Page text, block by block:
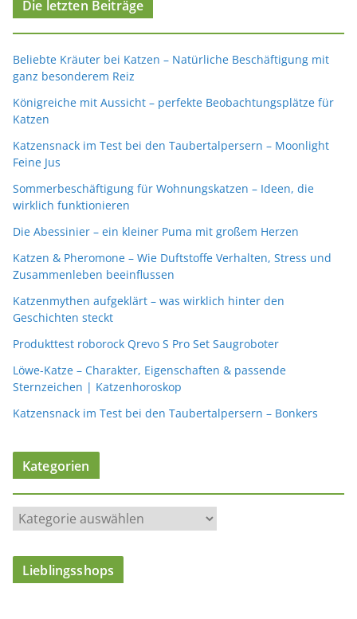
Die letzten Beiträge
Beliebte Kräuter bei Katzen – Natürliche Beschäftigung mit
ganz besonderem Reiz
Königreiche mit Aussicht – perfekte Beobachtungsplätze für
Katzen
Katzensnack im Test bei den Taubertalpersern – Moonlight
Feine Jus
Sommerbeschäftigung für Wohnungskatzen – Ideen, die
wirklich funktionieren
Die Abessinier – ein kleiner Puma mit großem Herzen
Katzen & Pheromone – Wie Duftstoffe Verhalten, Stress und
Zusammenleben beeinflussen
Katzenmythen aufgeklärt – was wirklich hinter den
Geschichten steckt
Produkttest roborock Qrevo S Pro Set Saugroboter
Löwe-Katze – Charakter, Eigenschaften & passende
Sternzeichen | Katzenhoroskop
Katzensnack im Test bei den Taubertalpersern – Bonkers
Kategorien
a
t
Lieblingsshops